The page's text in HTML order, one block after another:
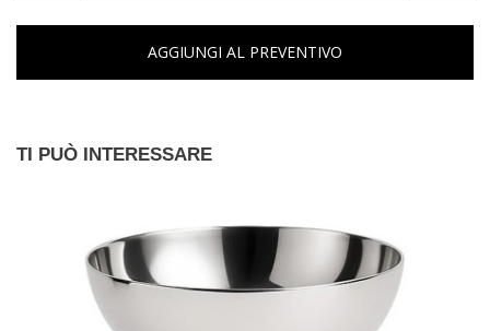
AGGIUNGI AL PREVENTIVO
TI PUÒ INTERESSARE